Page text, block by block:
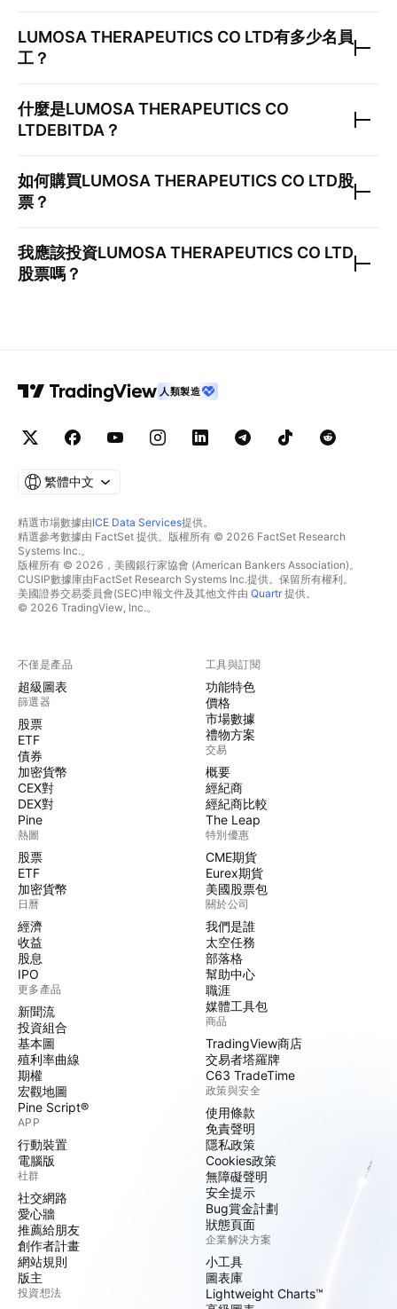
LUMOSA THERAPEUTICS CO LTD有多少名員
工？
什麼是LUMOSA THERAPEUTICS CO
LTDEBITDA？
如何購買LUMOSA THERAPEUTICS CO LTD股
票？
我應該投資LUMOSA THERAPEUTICS CO LTD
股票嗎？
人類製造
繁體中文
精選市場數據由ICE Data Services提供。
精選參考數據由 FactSet 提供。版權所有 © 2026 FactSet Research
Systems Inc.。
版權所有 © 2026，美國銀行家協會 (American Bankers Association)。
CUSIP數據庫由FactSet Research Systems Inc.提供。保留所有權利。
美國證券交易委員會(SEC)申報文件及其他文件由 Quartr提供。
© 2026 TradingView, Inc.。
不僅是產品
超級圖表
篩選器
股票
ETF
債券
加密貨幣
CEX對
DEX對
Pine
熱圖
股票
ETF
加密貨幣
日曆
經濟
收益
股息
IPO
更多產品
新聞流
投資組合
基本圖
殖利率曲線
期權
宏觀地圖
Pine Script®
APP
行動裝置
電腦版
社群
社交網路
愛心牆
推薦給朋友
創作者計畫
網站規則
版主
投資想法
工具與訂閱
功能特色
價格
市場數據
禮物方案
交易
概要
經紀商
經紀商比較
The Leap
特別優惠
CME期貨
Eurex期貨
美國股票包
關於公司
我們是誰
太空任務
部落格
幫助中心
職涯
媒體工具包
商品
TradingView商店
交易者塔羅牌
C63 TradeTime
政策與安全
使用條款
免責聲明
隱私政策
Cookies政策
無障礙聲明
安全提示
Bug賞金計劃
狀態頁面
企業解決方案
小工具
圖表庫
Lightweight Charts™